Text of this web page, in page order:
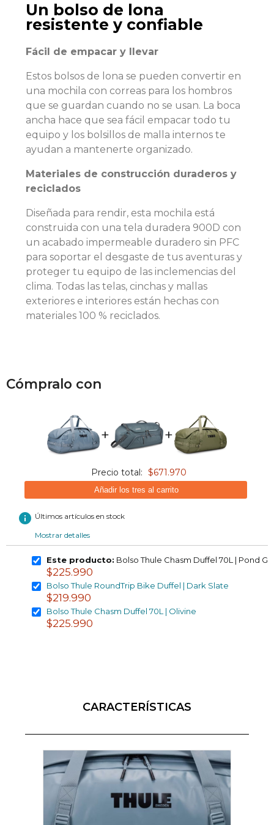
Un bolso de lona
resistente y confiable
Fácil de empacar y llevar
Estos bolsos de lona se pueden convertir en
una mochila con correas para los hombros
que se guardan cuando no se usan. La boca
ancha hace que sea fácil empacar todo tu
equipo y los bolsillos de malla internos te
ayudan a mantenerte organizado.
Materiales de construcción duraderos y
reciclados
Diseñada para rendir, esta mochila está
construida con una tela duradera 900D con
un acabado impermeable duradero sin PFC
para soportar el desgaste de tus aventuras y
proteger tu equipo de las inclemencias del
clima. Todas las telas, cinchas y mallas
exteriores e interiores están hechas con
materiales 100 % reciclados.
Cómpralo con
+ +
Precio total: $671.970
Añadir los tres al carrito
info Últimos artículos en stock
Mostrar detalles
Este producto: Bolso Thule Chasm Duffel 70L | Pond
$225.990
Bolso Thule RoundTrip Bike Duffel | Dark Slate
$219.990
Bolso Thule Chasm Duffel 70L | Olivine
$225.990
CARACTERÍSTICAS